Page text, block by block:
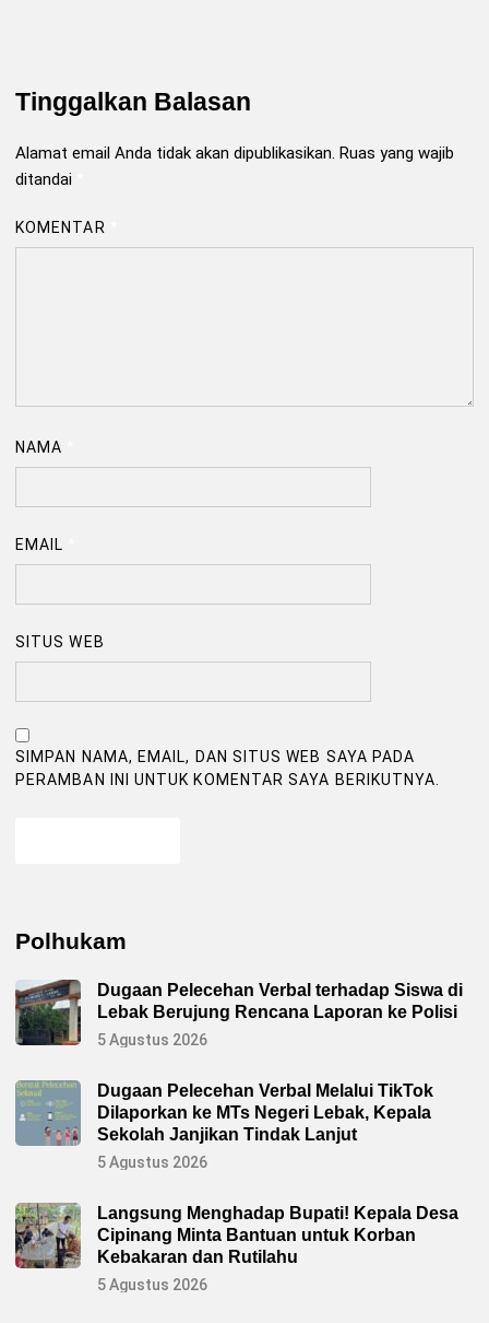
Tinggalkan Balasan
Alamat email Anda tidak akan dipublikasikan. Ruas yang wajib
ditandai
KOMENTAR
NAMA
EMAIL
SITUS WEB
SIMPAN NAMA, EMAIL, DAN SITUS WEB SAYA PADA
PERAMBAN INI UNTUK KOMENTAR SAYA BERIKUTNYA.
Polhukam
Dugaan Pelecehan Verbal terhadap Siswa di
Lebak Berujung Rencana Laporan ke Polisi
5 Agustus 2026
Dugaan Pelecehan Verbal Melalui TikTok
Dilaporkan ke MTs Negeri Lebak, Kepala
Sekolah Janjikan Tindak Lanjut
5 Agustus 2026
Langsung Menghadap Bupati! Kepala Desa
Cipinang Minta Bantuan untuk Korban
Kebakaran dan Rutilahu
5 Agustus 2026